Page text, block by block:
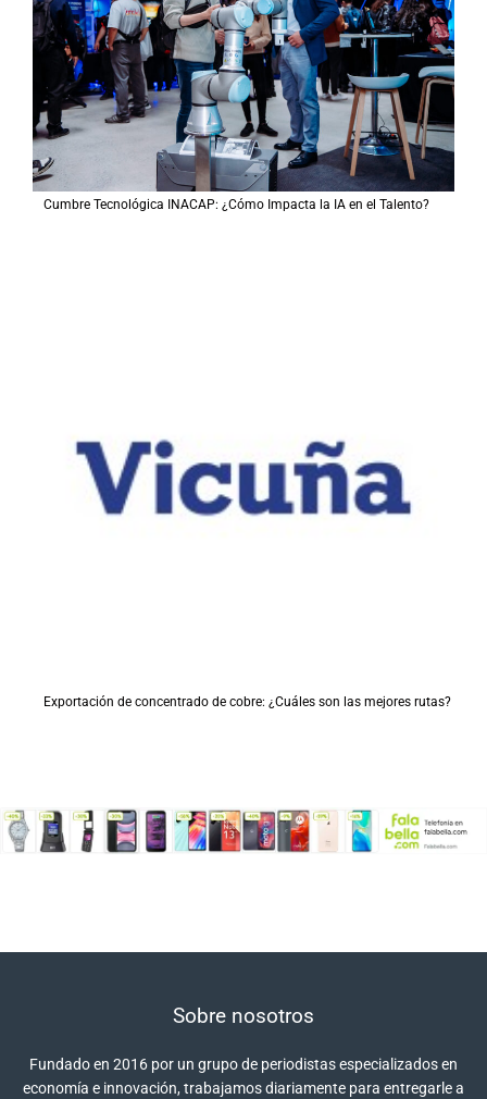
Cumbre Tecnológica INACAP: ¿Cómo Impacta la IA en el Talento?
Exportación de concentrado de cobre: ¿Cuáles son las mejores rutas?
Sobre nosotros
Fundado en 2016 por un grupo de periodistas especializados en
economía e innovación, trabajamos diariamente para entregarle a